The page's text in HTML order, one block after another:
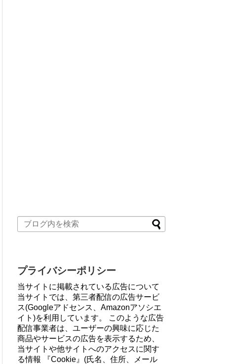
プライバシーポリシー
当サイトに掲載されている広告について
当サイトでは、第三者配信の広告サービ
ス(Googleアドセンス、Amazonアソシエ
イト)を利用しています。 このような広告
配信事業者は、ユーザーの興味に応じた
商品やサービスの広告を表示するため、
当サイトや他サイトへのアクセスに関す
る情報 『Cookie』(氏名、住所、メール